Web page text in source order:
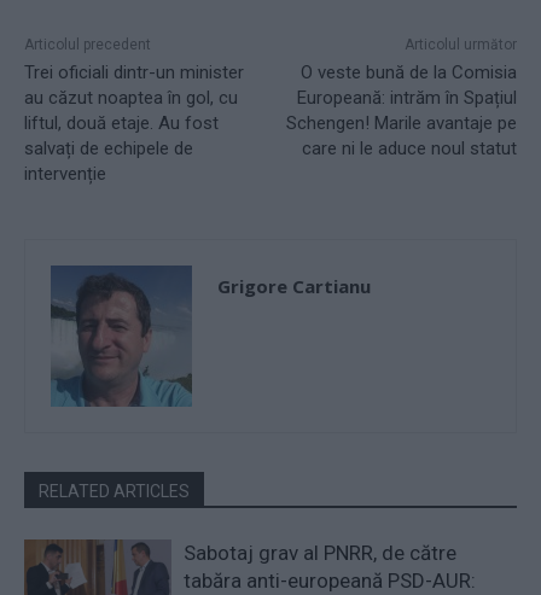
Articolul precedent
Trei oficiali dintr-un minister
au căzut noaptea în gol, cu
liftul, două etaje. Au fost
salvați de echipele de
intervenție
Articolul următor
O veste bună de la Comisia
Europeană: intrăm în Spațiul
Schengen! Marile avantaje pe
care ni le aduce noul statut
Grigore Cartianu
RELATED ARTICLES
Sabotaj grav al PNRR, de către
tabăra anti-europeană PSD-AUR: